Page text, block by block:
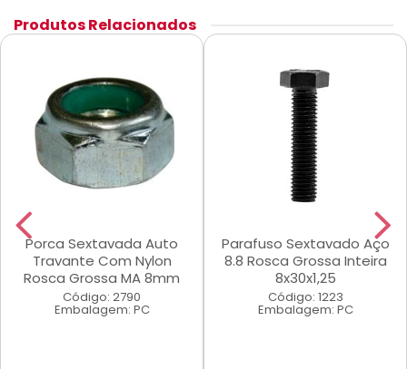
Produtos Relacionados
Porca Sextavada Auto
Travante Com Nylon
Rosca Grossa MA 8mm
Código: 2790
Embalagem: PC
Parafuso Sextavado Aço
8.8 Rosca Grossa Inteira
8x30x1,25
Código: 1223
Embalagem: PC